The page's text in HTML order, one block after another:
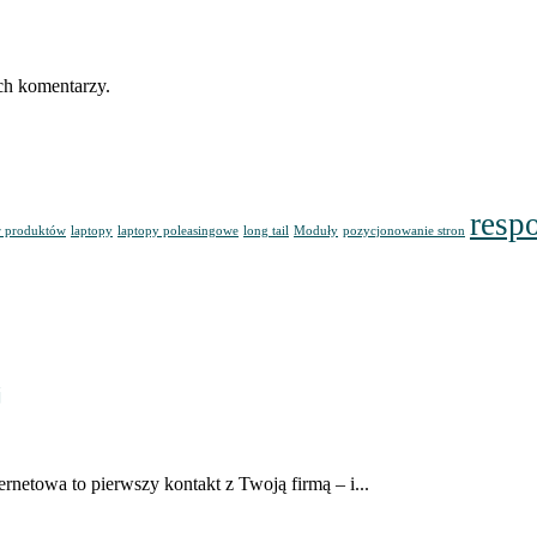
komentarzy.
produktów laptopy laptopy poleasingowe long tail Moduły pozycjonowanie stron
to pierwszy kontakt z Twoją firmą – i...